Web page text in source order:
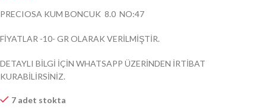
PRECIOSA KUM BONCUK 8.0 NO:47
FİYATLAR -10- GR OLARAK VERİLMİŞTİR.
DETAYLI BİLGİ İÇİN WHATSAPP ÜZERİNDEN İRTİBAT
KURABİLİRSİNİZ.
7 adet stokta